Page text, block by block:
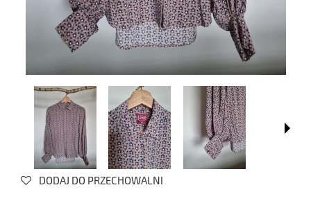
DODAJ DO PRZECHOWALNI